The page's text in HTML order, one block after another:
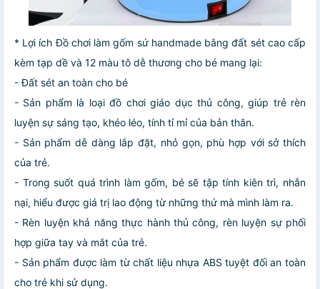
* Lợi ích Đồ chơi làm gốm sứ handmade bằng đất sét cao cấp
kèm tạp dề và 12 màu tô dễ thương cho bé mang lại:
- Đất sét an toàn cho bé
- Sản phẩm là loại đồ chơi giáo dục thủ công, giúp trẻ rèn
luyện sự sáng tạo, khéo léo, tính tỉ mỉ của bản thân.
- Sản phẩm dễ dàng lắp đặt, nhỏ gọn, phù hợp với sở thích
của trẻ.
- Trong suốt quá trình làm gốm, bé sẽ tập tính kiên trì, nhẫn
nại, hiểu được giá trị lao động từ những thứ mà mình làm ra.
- Rèn luyện khả năng thực hành thủ công, rèn luyện sự phối
hợp giữa tay và mắt của trẻ.
- Sản phẩm được làm từ chất liệu nhựa ABS tuyệt đối an toàn
cho trẻ khi sử dụng.